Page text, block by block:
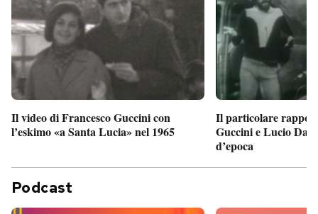
Il video di Francesco Guccini con
l’eskimo «a Santa Lucia» nel 1965
Il particolare
Guccini e Lucio
d’epoca
Podcast